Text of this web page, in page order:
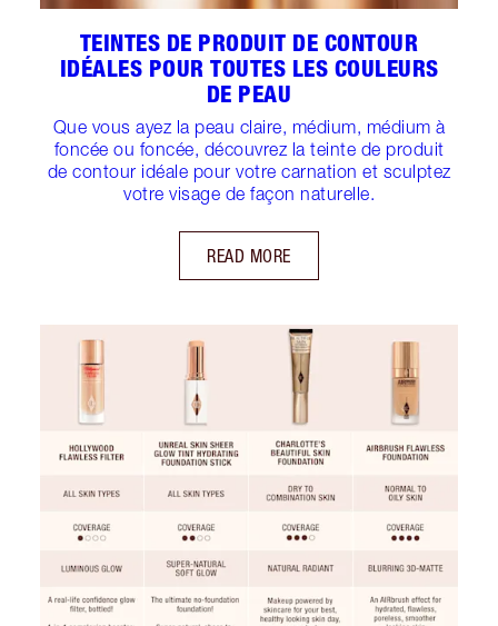
TEINTES DE PRODUIT DE CONTOUR
IDÉALES POUR TOUTES LES COULEURS
DE PEAU
Que vous ayez la peau claire, médium, médium à
foncée ou foncée, découvrez la teinte de produit
de contour idéale pour votre carnation et sculptez
votre visage de façon naturelle.
READ MORE